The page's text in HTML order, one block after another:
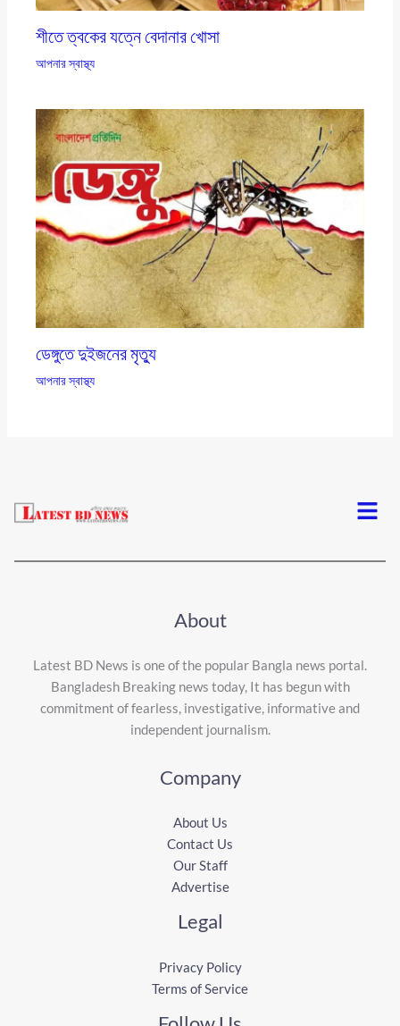
শীতে ত্বকের যত্নে বেদানার খোসা
আপনার স্বাস্থ্য
ডেঙ্গুতে দুইজনের মৃত্যু
আপনার স্বাস্থ্য
Menu
About
Latest BD News is one of the popular Bangla news portal.
Bangladesh Breaking news today, It has begun with
commitment of fearless, investigative, informative and
independent journalism.
Company
About Us
Contact Us
Our Staff
Advertise
Legal
Privacy Policy
Terms of Service